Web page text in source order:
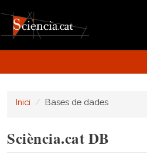
Inici Bases de dades
Sciència.cat DB